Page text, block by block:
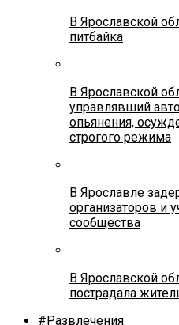
В Ярославской
питбайка
В Ярославской
управлявший
опьянения,
строгого режима
В Ярославле
организаторов и
сообщества
В Ярославской
пострадала
#Развлечения